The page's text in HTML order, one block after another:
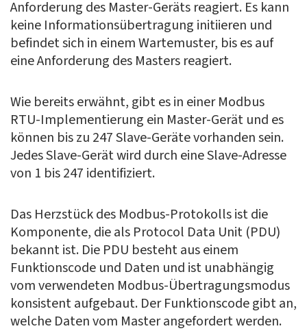
Anforderung des Master-Geräts reagiert. Es kann
keine Informationsübertragung initiieren und
befindet sich in einem Wartemuster, bis es auf
eine Anforderung des Masters reagiert.
Wie bereits erwähnt, gibt es in einer Modbus
RTU-Implementierung ein Master-Gerät und es
können bis zu 247 Slave-Geräte vorhanden sein.
Jedes Slave-Gerät wird durch eine Slave-Adresse
von 1 bis 247 identifiziert.
Das Herzstück des Modbus-Protokolls ist die
Komponente, die als Protocol Data Unit (PDU)
bekannt ist. Die PDU besteht aus einem
Funktionscode und Daten und ist unabhängig
vom verwendeten Modbus-Übertragungsmodus
konsistent aufgebaut. Der Funktionscode gibt an,
welche Daten vom Master angefordert werden.